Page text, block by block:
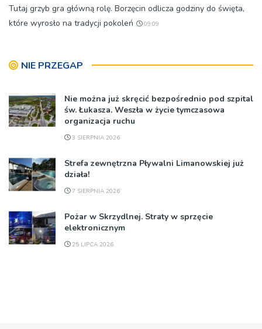
Tutaj grzyb gra główną rolę. Borzęcin odlicza godziny do święta,
które wyrosło na tradycji pokoleń
09:09
NIE PRZEGAP
Nie można już skręcić bezpośrednio pod szpital
św. Łukasza. Weszła w życie tymczasowa
organizacja ruchu
3 SIERPNIA 2026
Strefa zewnętrzna Pływalni Limanowskiej już
działa!
7 SIERPNIA 2026
Pożar w Skrzydlnej. Straty w sprzęcie
elektronicznym
25 LIPCA 2026